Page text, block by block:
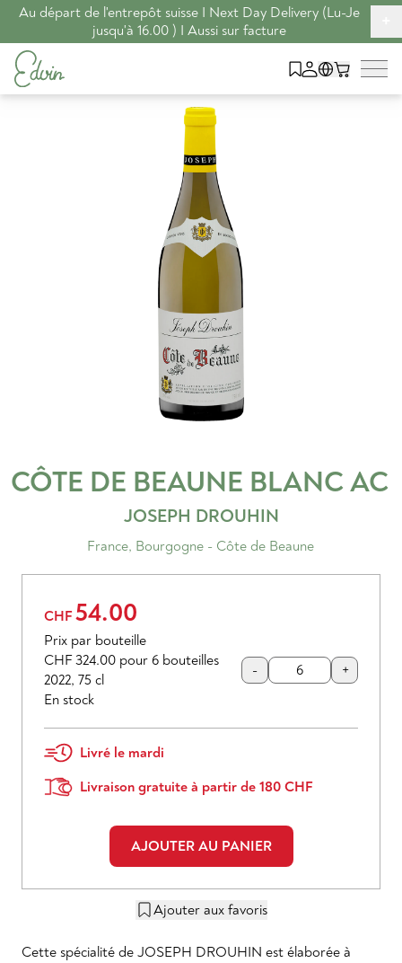
Au départ de l'entrepôt suisse I Next Day Delivery (Lu-Je
jusqu'à 16.00 ) I Aussi sur facture
CÔTE DE BEAUNE BLANC AC
JOSEPH DROUHIN
France, Bourgogne - Côte de Beaune
CHF 54.00
Prix par bouteille
CHF 324.00 pour 6 bouteilles
2022, 75 cl
En stock
- +
Livré le mardi
Livraison gratuite à partir de 180 CHF
AJOUTER AU PANIER
Ajouter aux favoris
Cette spécialité de JOSEPH DROUHIN est élaborée à